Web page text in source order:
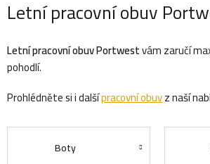
Letní pracovní obuv
Letní pracovní obuv Portwestvám zaručí
pohodlí.
Prohlédněte si i dalšípracovní obuvz naší
Boty